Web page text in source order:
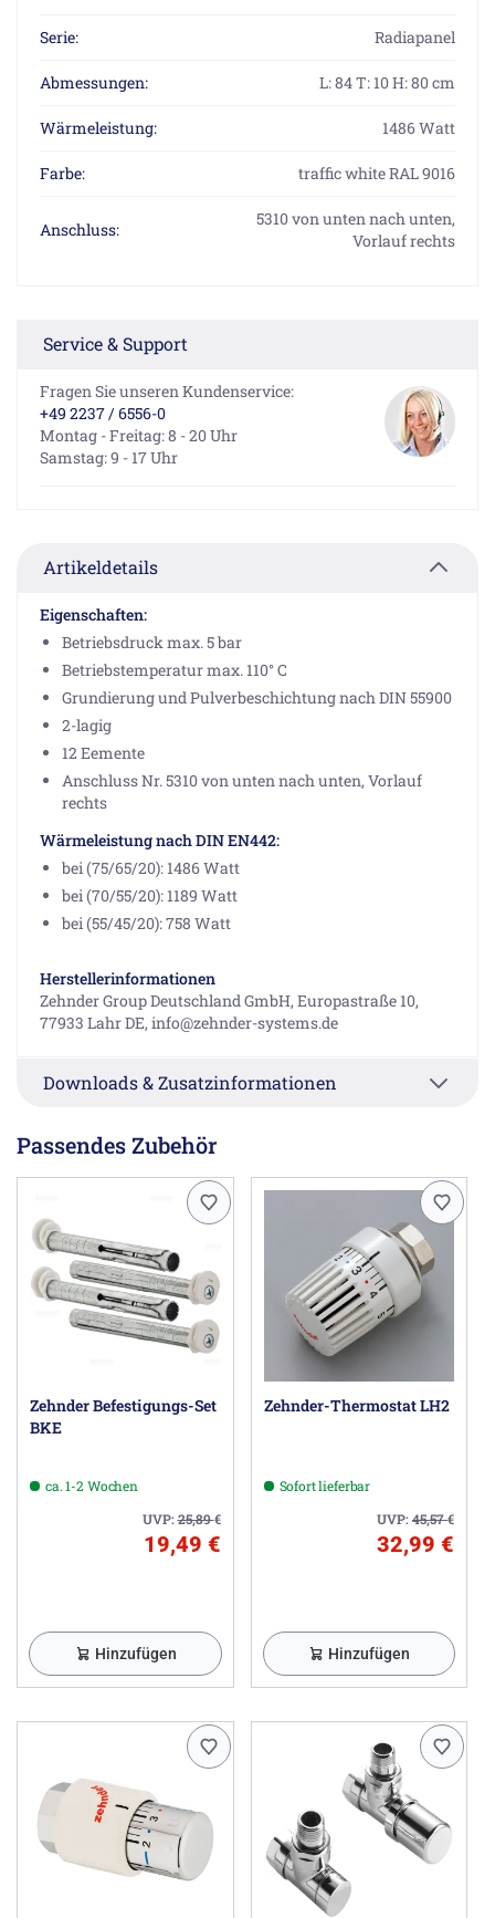
Serie: Radiapanel
Abmessungen: L: 84 T: 10 H: 80 cm
Wärmeleistung: 1486 Watt
Farbe: traffic white RAL 9016
Anschluss:
5310 von unten nach unten,
Vorlauf rechts
Service & Support
Fragen Sie unseren Kundenservice:
+49 2237 / 6556-0
Montag - Freitag: 8 - 20 Uhr
Samstag: 9 - 17 Uhr
Artikeldetails
Eigenschaften:
Betriebsdruck max. 5 bar
Betriebstemperatur max. 110° C
Grundierung und Pulverbeschichtung nach DIN 55900
2-lagig
12 Eemente
Anschluss Nr. 5310 von unten nach unten, Vorlauf
rechts
Wärmeleistung nach DIN EN442:
bei (75/65/20): 1486 Watt
bei (70/55/20): 1189 Watt
bei (55/45/20): 758 Watt
Herstellerinformationen
Zehnder Group Deutschland GmbH, Europastraße 10,
77933 Lahr DE, info@zehnder-systems.de
Downloads & Zusatzinformationen
Passendes Zubehör
Zehnder Befestigungs-Set
BKE
ca. 1-2 Wochen
UVP:25,89€
19,49 €
Hinzufügen
Zehnder-Thermostat LH2
Sofort lieferbar
UVP:45,57€
32,99 €
Hinzufügen